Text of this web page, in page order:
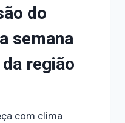
do
semana
região
com clima